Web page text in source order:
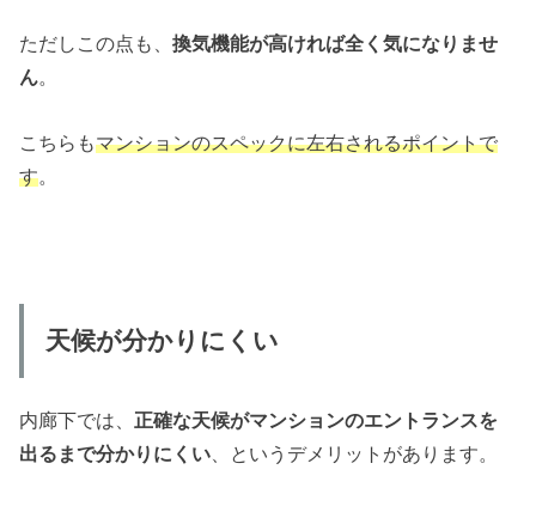
ただしこの点も、換気機能が高ければ全く気になりませ
ん。
こちらもマンションのスペックに左右されるポイントで
す。
天候が分かりにくい
内廊下では、 正確な天候がマンションのエントランスを
出るまで分かりにくい 、というデメリットがあります。